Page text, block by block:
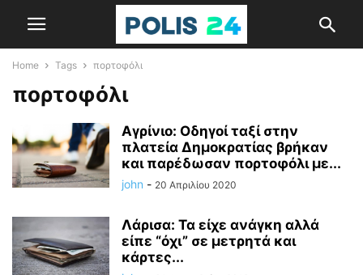
Home Tags πορτοφόλι
πορτοφόλι
Αγρίνιο: Οδηγοί ταξί στην
πλατεία Δημοκρατίας βρήκαν
και παρέδωσαν πορτοφόλι με...
john - 20 Απριλίου 2020
Λάρισα: Τα είχε ανάγκη αλλά
είπε “όχι” σε μετρητά και
κάρτες...